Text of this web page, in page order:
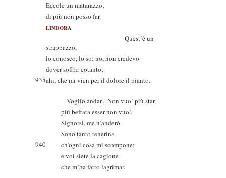
Eccole un matarazzo;
di più non posso far.
LINDORA
Quest’è un
strappazzo,
lo conosco, lo so; no, non credevo
dover soffrir cotanto;
935ahi, che mi vien per il dolore il pianto.
Voglio andar... Non vuo’ più star,
più beffata esser non vuo’.
Signorsì, me n’anderò.
Sono tanto tenerina
940
ch’ogni cosa mi scompone;
e voi siete la cagione
che m’ha fatto lagrimar.